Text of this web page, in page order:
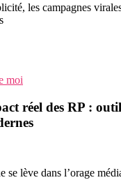
les campagnes
moi
réel des RP :
se lève dans l’orage